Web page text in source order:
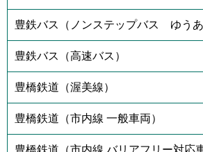
豊鉄バス（ノンステップバス ゆうあ
豊鉄バス（高速バス）
豊橋鉄道（渥美線）
豊橋鉄道（市内線 一般車両）
豊橋鉄道（市内線 バリアフリー対応